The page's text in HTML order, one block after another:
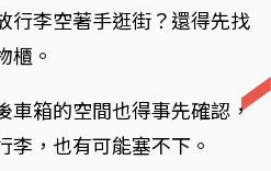
行李空著手逛街？還得先找
櫃。
車箱的空間也得事先確認，
李，也有可能塞不下。